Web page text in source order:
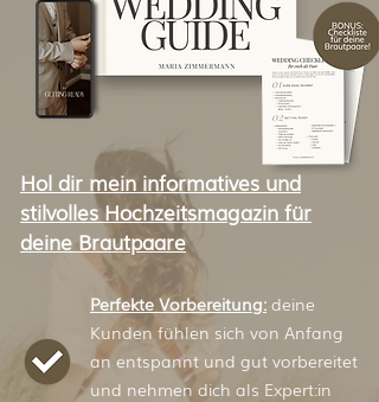
Hol dir mein informatives und
stilvolles Hochzeitsmagazin für
deine Brautpaare
Perfekte Vorbereitung: deine
Kunden fühlen sich von Anfang
an entspannt und gut vorbereitet
und nehmen dich als Expert:in